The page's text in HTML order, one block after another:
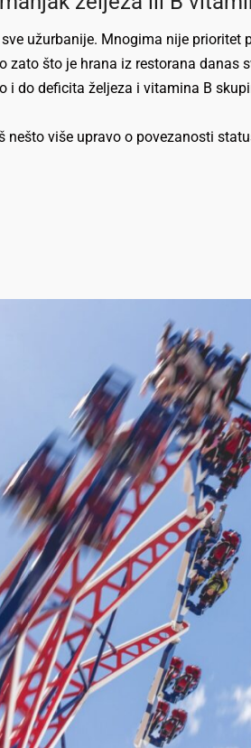
užurbanije. Mnogima nije
zato što je hrana iz restorana danas
i do deficita željeza i vitamina B
nešto više upravo o povezanosti